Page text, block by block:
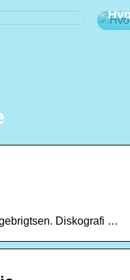
Diskografi …